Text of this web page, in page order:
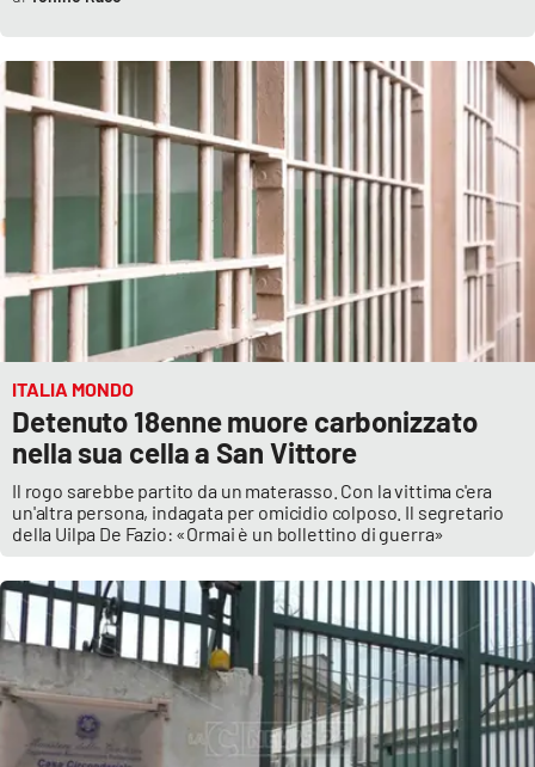
ITALIA MONDO
Detenuto 18enne muore carbonizzato
nella sua cella a San Vittore
Il rogo sarebbe partito da un materasso. Con la vittima c'era
un'altra persona, indagata per omicidio colposo. Il segretario
della Uilpa De Fazio: «Ormai è un bollettino di guerra»